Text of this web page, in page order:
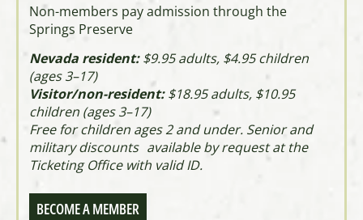
Non-members pay admission through the
Springs Preserve
Nevada resident:$9.95 adults, $4.95 children
(ages 3–17)
Visitor/non-resident:$18.95 adults, $10.95
children (ages 3–17)
Free for children ages 2 and under. Senior and
military discounts available by request at the
Ticketing Office with valid ID.
BECOME A MEMBER